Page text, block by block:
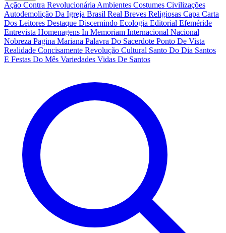
Ação Contra Revolucionária Ambientes Costumes Civilizações
Autodemolição Da Igreja Brasil Real Breves Religiosas Capa Carta
Dos Leitores Destaque Discernindo Ecologia Editorial Efeméride
Entrevista Homenagens In Memoriam Internacional Nacional
Nobreza Pagina Mariana Palavra Do Sacerdote Ponto De Vista
Realidade Concisamente Revolução Cultural Santo Do Dia Santos
E Festas Do Mês Variedades Vidas De Santos